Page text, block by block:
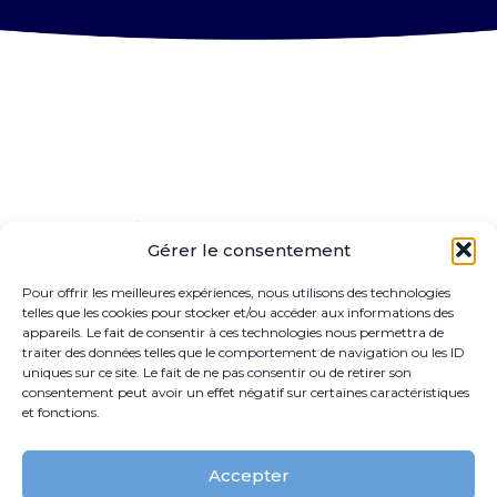
Gérer le consentement
Pour offrir les meilleures expériences, nous utilisons des technologies
telles que les cookies pour stocker et/ou accéder aux informations des
appareils. Le fait de consentir à ces technologies nous permettra de
traiter des données telles que le comportement de navigation ou les ID
uniques sur ce site. Le fait de ne pas consentir ou de retirer son
consentement peut avoir un effet négatif sur certaines caractéristiques
et fonctions.
Accepter
Non classé